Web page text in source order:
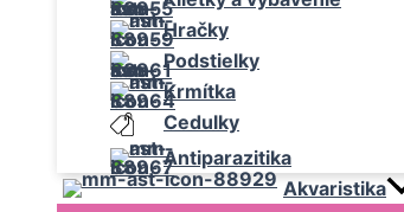
Hračky
Podstielky
Krmítka
Cedulky
Antiparazitika
Akvaristika